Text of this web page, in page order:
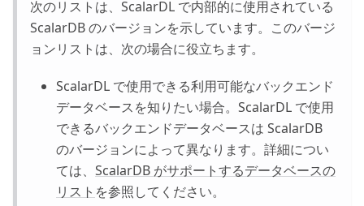
次のリストは、ScalarDL で内部的に使用されている
ScalarDB のバージョンを示しています。このバージ
ョンリストは、次の場合に役立ちます。
ScalarDL で使用できる利用可能なバックエンド
データベースを知りたい場合。ScalarDL で使用
できるバックエンドデータベースは ScalarDB
のバージョンによって異なります。詳細につい
ては、 ScalarDB がサポートするデータベースの
リスト を参照してください。